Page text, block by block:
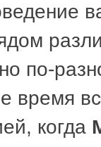
по-
время
когда